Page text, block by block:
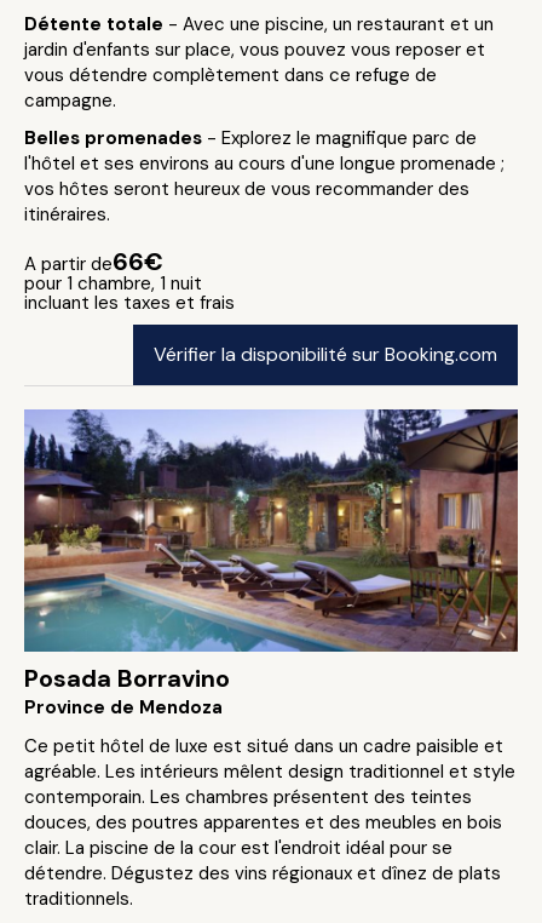
Détente totale - Avec une piscine, un restaurant et un
jardin d'enfants sur place, vous pouvez vous reposer et
vous détendre complètement dans ce refuge de
campagne.
Belles promenades - Explorez le magnifique parc de
l'hôtel et ses environs au cours d'une longue promenade ;
vos hôtes seront heureux de vous recommander des
itinéraires.
A partir de66€
pour 1 chambre, 1 nuit
incluant les taxes et frais
Vérifier la disponibilité sur Booking.com
Posada Borravino
Province de Mendoza
Ce petit hôtel de luxe est situé dans un cadre paisible et
agréable. Les intérieurs mêlent design traditionnel et style
contemporain. Les chambres présentent des teintes
douces, des poutres apparentes et des meubles en bois
clair. La piscine de la cour est l'endroit idéal pour se
détendre. Dégustez des vins régionaux et dînez de plats
traditionnels.